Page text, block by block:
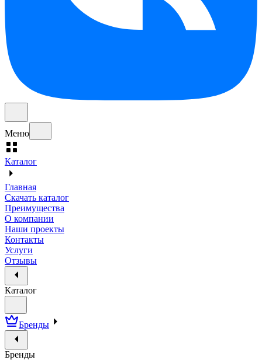
Меню
Каталог
Главная
Скачать каталог
Преимущества
О компании
Наши проекты
Контакты
Услуги
Отзывы
Каталог
Бренды
Бренды